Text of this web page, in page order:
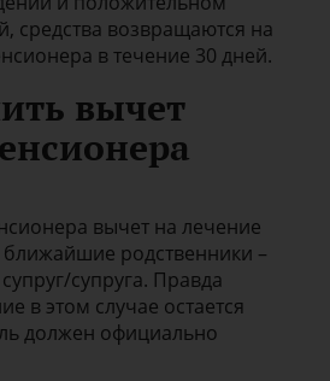
средства возвращаются на
в течение 30 дней.
вычет
вычет на лечение
ближайшие родственники –
супруга. Правда
в этом случае остается
должен официально